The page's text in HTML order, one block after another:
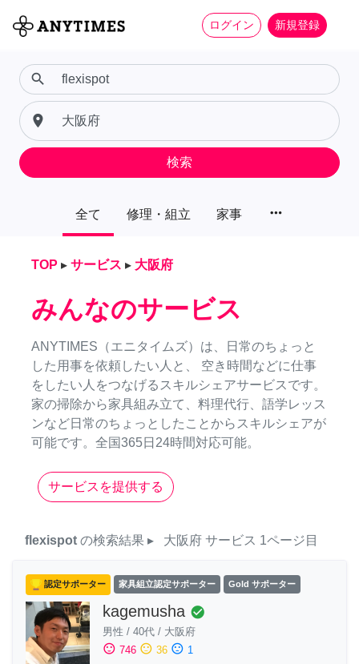
ログイン 新規登録
全て 修理・組立 家事 more_horiz
search
place
検索
TOP ▸ サービス ▸ 大阪府
みんなのサービス
ANYTIMES（エニタイムズ）は、日常のちょっと
した用事を依頼したい人と、 空き時間などに仕事
をしたい人をつなげるスキルシェアサービスです。
家の掃除から家具組み立て、料理代行、語学レッス
ンなど日常のちょっとしたことからスキルシェアが
可能です。全国365日24時間対応可能。
サービスを提供する
flexispot の検索結果 ▸ 大阪府 サービス 1ページ目
認定サポーター 家具組立認定サポーター Gold サポーター
kagemusha check_circle
男性 / 40代 / 大阪府
sentiment_satisfied 746 sentiment_neutral 36 sentiment_dissatisfied 1